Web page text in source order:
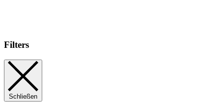
Filters
Schließen